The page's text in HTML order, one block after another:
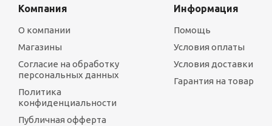
Компания
О компании
Магазины
Согласие на обработку
персональных данных
Политика
конфиденциальности
Публичная офферта
Информация
Помощь
Условия оплаты
Условия доставки
Гарантия на товар